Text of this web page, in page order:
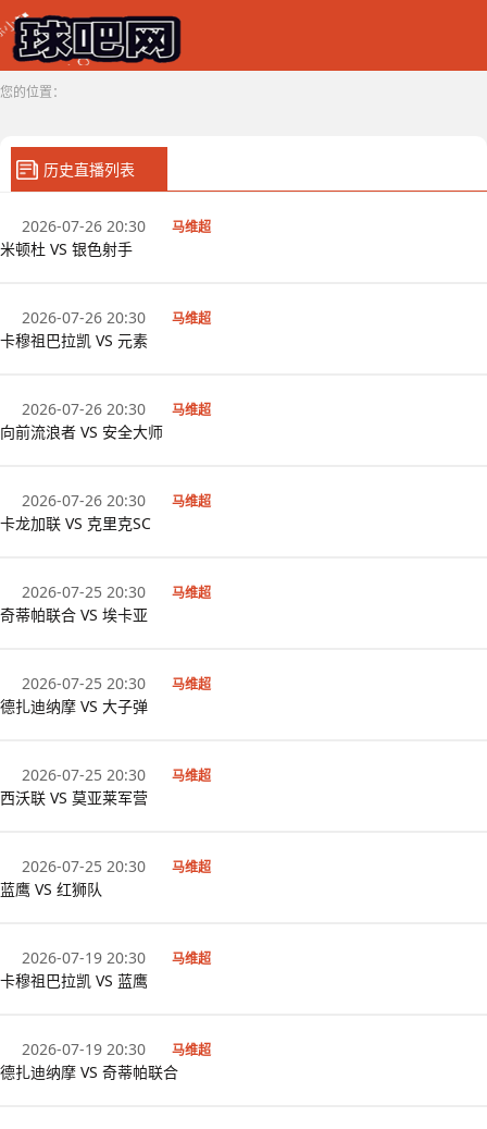
您的位置：
历史直播列表
2026-07-26 20:30 马维超
米顿杜 VS 银色射手
2026-07-26 20:30 马维超
卡穆祖巴拉凯 VS 元素
2026-07-26 20:30 马维超
向前流浪者 VS 安全大师
2026-07-26 20:30 马维超
卡龙加联 VS 克里克SC
2026-07-25 20:30 马维超
奇蒂帕联合 VS 埃卡亚
2026-07-25 20:30 马维超
德扎迪纳摩 VS 大子弹
2026-07-25 20:30 马维超
西沃联 VS 莫亚莱军营
2026-07-25 20:30 马维超
蓝鹰 VS 红狮队
2026-07-19 20:30 马维超
卡穆祖巴拉凯 VS 蓝鹰
2026-07-19 20:30 马维超
德扎迪纳摩 VS 奇蒂帕联合